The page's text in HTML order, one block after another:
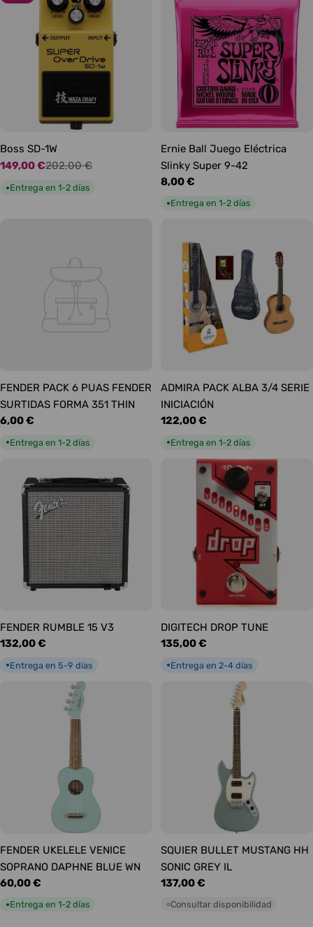
Boss SD-1W
Precio
de
149,00 €
Precio
habitual
202,00 €
●Entrega en 1-2 días
Ernie Ball Juego Eléctrica
Slinky Super 9-42
Precio
habitual
8,00 €
●Entrega en 1-2 días
FENDER PACK 6 PUAS FENDER
SURTIDAS FORMA 351 THIN
Precio
6,00 €
●Entrega en 1-2 días
ADMIRA PACK ALBA 3/4 SERIE
INICIACIÓN
Precio
122,00 €
●Entrega en 1-2 días
FENDER RUMBLE 15 V3
Precio
132,00 €
●Entrega en 5-9 días
DIGITECH DROP TUNE
Precio
135,00 €
●Entrega en 2-4 días
FENDER UKELELE VENICE
SOPRANO DAPHNE BLUE WN
Precio
habitual
60,00 €
●Entrega en 1-2 días
SQUIER BULLET MUSTANG HH
SONIC GREY IL
Precio
habitual
137,00 €
○Consultar disponibilidad